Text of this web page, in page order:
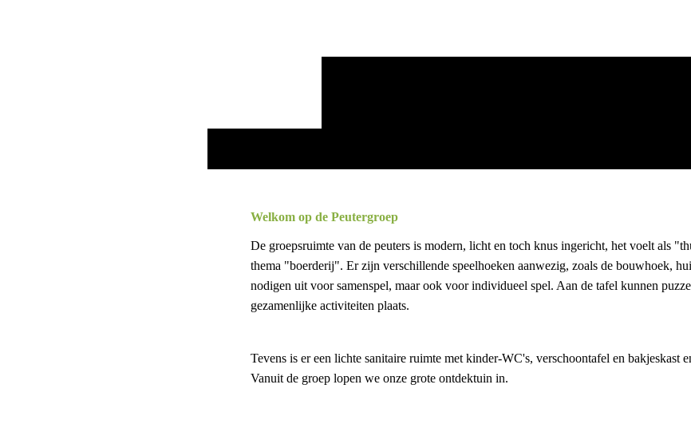
Welkom op de Peutergroep
De groepsruimte van de peuters is modern, licht en toch knus ingericht, het voelt als
thema "boerderij". Er zijn verschillende speelhoeken aanwezig, zoals de bouwhoek,
nodigen uit voor samenspel, maar ook voor individueel spel. Aan de tafel kunnen
gezamenlijke activiteiten plaats.
Tevens is er een lichte sanitaire ruimte met kinder-WC's, verschoontafel en bakjeskast
Vanuit de groep lopen we onze grote ontdektuin in.